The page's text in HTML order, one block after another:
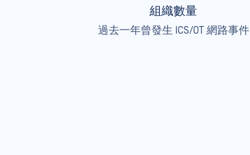
組織數量
過去一年曾發生 ICS/OT 網路事件